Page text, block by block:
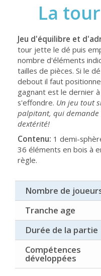
La
Jeu d'équilibre et
tour jette le dé puis
nombre d'éléments
tailles de pièces. Si le
debout il faut
gagnant est le dernier
s'effondre. Un jeu tout
palpitant, qui
dextérité!
Contenu: 1 demi-
36 éléments en bois à
règle.
Nombre de
Tranche age
Durée de la partie
Compétences
développées